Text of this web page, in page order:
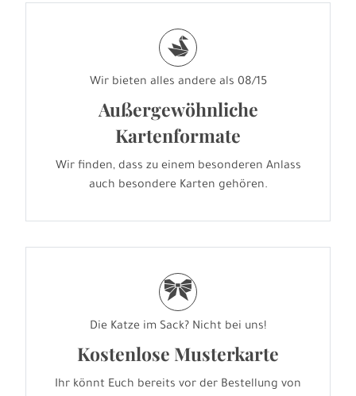
s
Wir bieten alles andere als 08/15
Außergewöhnliche
Kartenformate
Wir finden, dass zu einem besonderen Anlass
auch besondere Karten gehören.
r
Die Katze im Sack? Nicht bei uns!
Kostenlose Musterkarte
Ihr könnt Euch bereits vor der Bestellung von